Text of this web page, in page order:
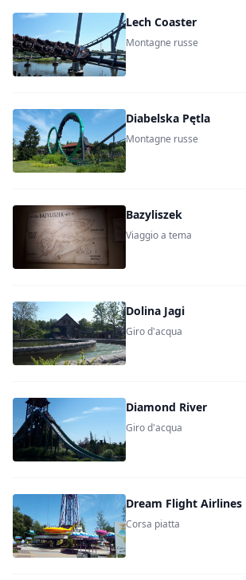
Lech Coaster
Montagne russe
Diabelska Pętla
Montagne russe
Bazyliszek
Viaggio a tema
Dolina Jagi
Giro d'acqua
Diamond River
Giro d'acqua
Dream Flight Airlines
Corsa piatta